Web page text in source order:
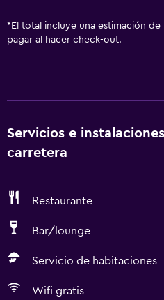
* El total incluye una estimación de
pagar al hacer check-out.
Servicios e
carretera
Restaurante
Bar/lounge
Servicio de habitaciones
Wifi gratis